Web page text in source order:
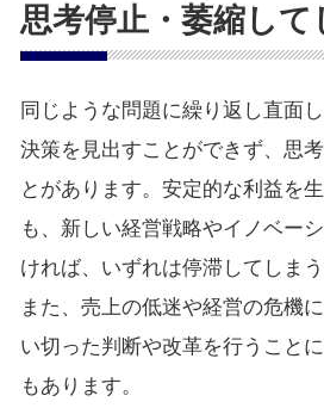
思考停止・萎縮して
同じような問題に繰り返し直面
決策を見出すことができず、思
とがあります。安定的な利益を
も、新しい経営戦略やイノベー
ければ、いずれは停滞してしま
また、売上の低迷や経営の危機
い切った判断や改革を行うこと
もあります。